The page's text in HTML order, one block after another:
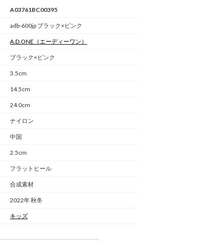
A03761BC00395
adb-600jp ブラック×ピンク
A.D.ONE （エーディーワン）
ブラック×ピンク
3.5cm
14.5cm
24.0cm
ナイロン
中国
2.5cm
フラットヒール
合成素材
2022年 秋冬
キッズ